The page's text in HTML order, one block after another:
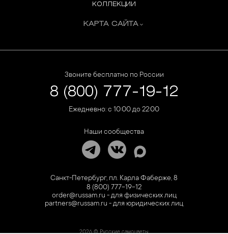
КОЛЛЕКЦИИ
КАРТА САЙТА
Звоните бесплатно по России
8 (800) 777-19-12
Ежедневно: с 10:00 до 22:00
Наши сообщества
Санкт-Петербург, пл. Карла Фаберже, 8
8 (800) 777-19-12
order@russam.ru - для физических лиц
partners@russam.ru - для юридических лиц
2026 © Русские самоцветы